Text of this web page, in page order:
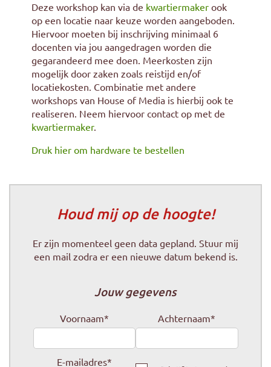
Deze workshop kan via de kwartiermaker ook
op een locatie naar keuze worden aangeboden.
Hiervoor moeten bij inschrijving minimaal 6
docenten via jou aangedragen worden die
gegarandeerd mee doen. Meerkosten zijn
mogelijk door zaken zoals reistijd en/of
locatiekosten. Combinatie met andere
workshops van House of Media is hierbij ook te
realiseren. Neem hiervoor contact op met de
kwartiermaker.
Druk hier om hardware te bestellen
Houd mij op de hoogte!
Er zijn momenteel geen data gepland. Stuur mij
een mail zodra er een nieuwe datum bekend is.
Jouw gegevens
Voornaam* Achternaam*
E-mailadres*